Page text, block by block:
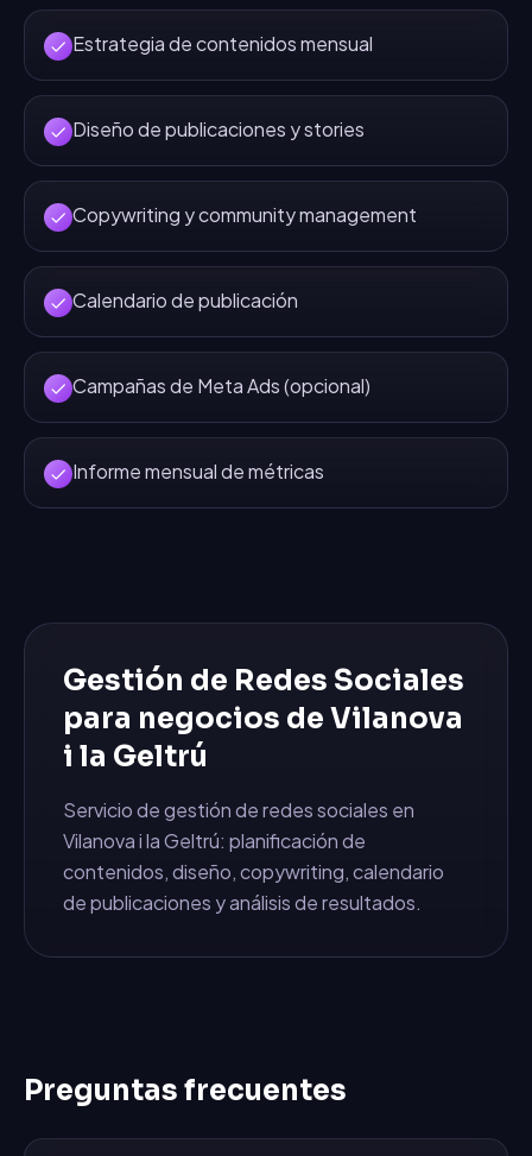
Estrategia de contenidos mensual
Diseño de publicaciones y stories
Copywriting y community management
Calendario de publicación
Campañas de Meta Ads (opcional)
Informe mensual de métricas
Gestión de Redes Sociales
para negocios de Vilanova
i la Geltrú
Servicio de gestión de redes sociales en
Vilanova i la Geltrú: planificación de
contenidos, diseño, copywriting, calendario
de publicaciones y análisis de resultados.
Preguntas frecuentes